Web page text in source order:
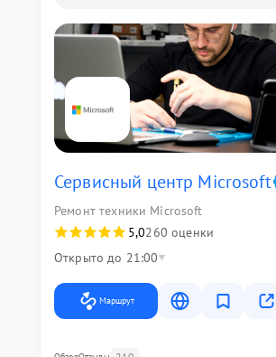
Сервисный центр Microsoft
Ремонт техники Microsoft
5,0260 оценки
Открыто до 21:00
Маршрут